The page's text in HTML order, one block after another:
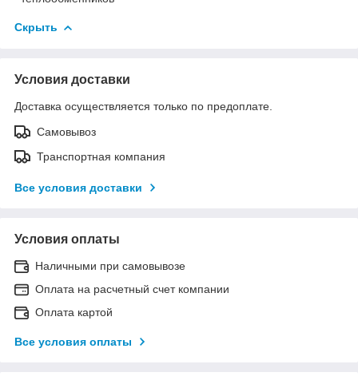
Скрыть
Условия доставки
Доставка осуществляется только по предоплате.
Самовывоз
Транспортная компания
Все условия доставки
Условия оплаты
Наличными при самовывозе
Оплата на расчетный счет компании
Оплата картой
Все условия оплаты